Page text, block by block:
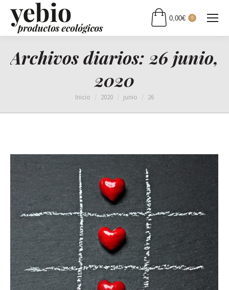
0,00€ 0
Archivos diarios:26 junio,
2020
Estás aquí:
Inicio 2020 junio 26